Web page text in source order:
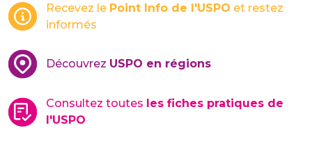
Recevez le Point Info de l'USPO et restez
informés
Découvrez USPO en régions
Consultez toutes les fiches pratiques de
l'USPO